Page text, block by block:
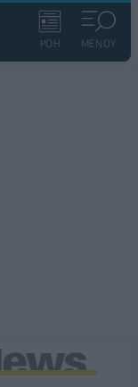
ΡΟΗ ΜΕΝΟΥ